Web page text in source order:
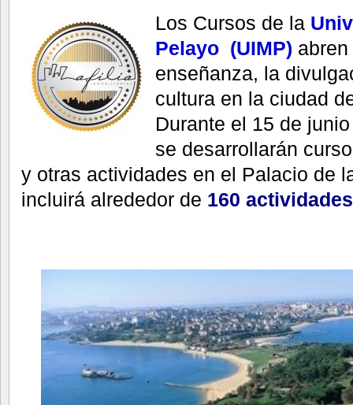
Los Cursos de la
Pelayo (UIMP)
enseñanza, la
cultura en la ciudad
Durante el 15 de
se desarrollarán
y otras actividades en el Palacio de
incluirá alrededor de 160